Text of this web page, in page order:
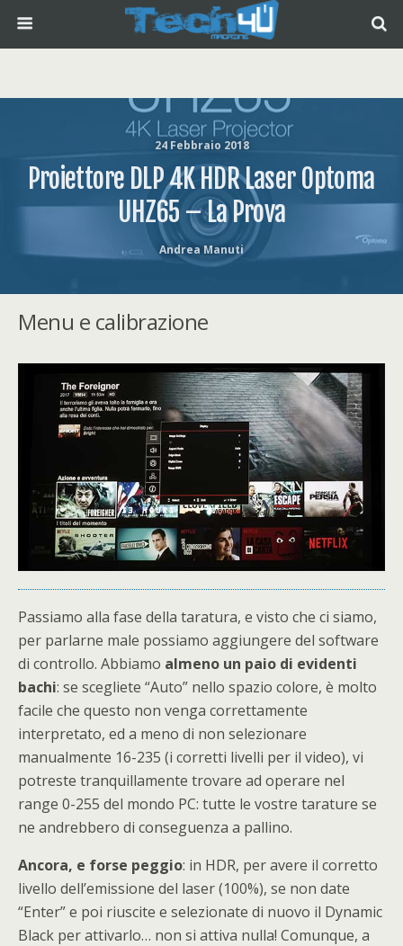
24 Febbraio 2018
Proiettore DLP 4K HDR Laser Optoma
UHZ65 – La Prova
Andrea Manuti
Menu e calibrazione
Passiamo alla fase della taratura, e visto che ci siamo,
per parlarne male possiamo aggiungere del software
di controllo. Abbiamo almeno un paio di evidenti
bachi: se scegliete “Auto” nello spazio colore, è molto
facile che questo non venga correttamente
interpretato, ed a meno di non selezionare
manualmente 16-235 (i corretti livelli per il video), vi
potreste tranquillamente trovare ad operare nel
range 0-255 del mondo PC: tutte le vostre tarature se
ne andrebbero di conseguenza a pallino.
Ancora, e forse peggio: in HDR, per avere il corretto
livello dell’emissione del laser (100%), se non date
“Enter” e poi riuscite e selezionate di nuovo il Dynamic
Black per attivarlo… non si attiva nulla! Comunque, a